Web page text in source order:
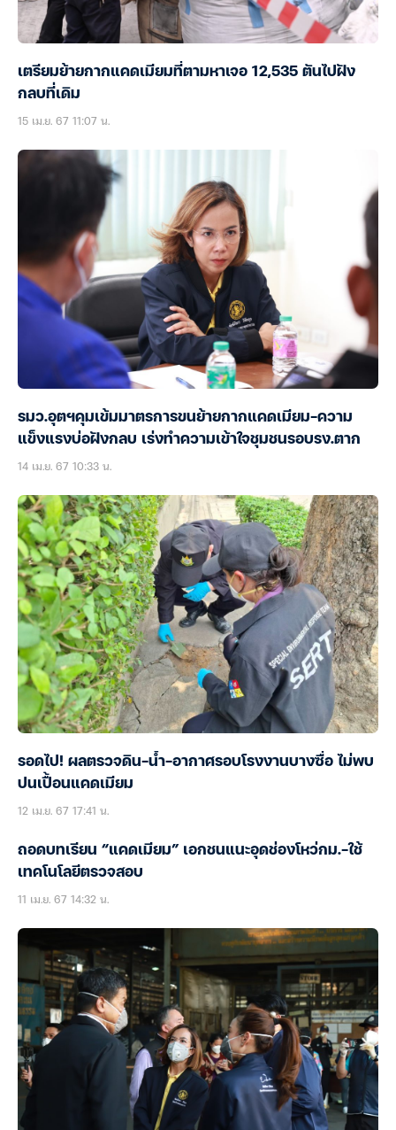
เตรียมย้ายกากแคดเมียมที่ตามหาเจอ 12,535 ตันไปฝัง
กลบที่เดิม
15 เม.ย. 67 11:07 น.
รมว.อุตฯคุมเข้มมาตรการขนย้ายกากแคดเมียม-ความ
แข็งแรงบ่อฝังกลบ เร่งทำความเข้าใจชุมชนรอบรง.ตาก
14 เม.ย. 67 10:33 น.
รอดไป! ผลตรวจดิน-น้ำ-อากาศรอบโรงงานบางซื่อ ไม่พบ
ปนเปื้อนแคดเมียม
12 เม.ย. 67 17:41 น.
ถอดบทเรียน “แคดเมียม” เอกชนแนะอุดช่องโหว่กม.-ใช้
เทคโนโลยีตรวจสอบ
11 เม.ย. 67 14:32 น.